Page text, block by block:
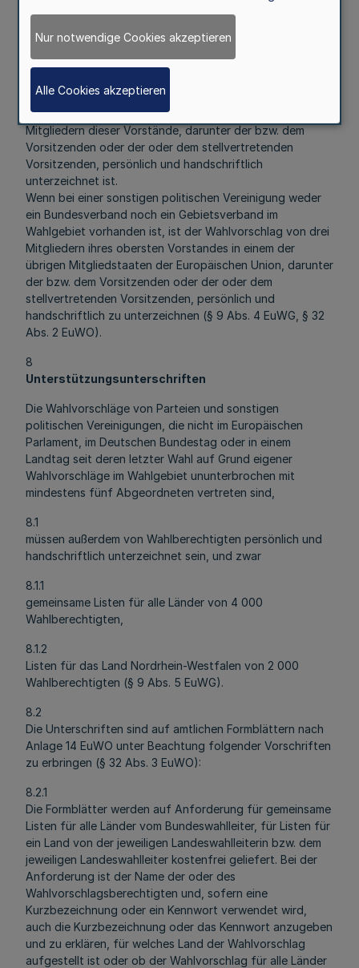
Bundesorganisation, ist der Wahlvorschlag von allen
Wahlgebiet wie vorstehend angegeben zu unterzeichnen.
Auch in diesem Falle genügen die Unterschriften des
Einreichungsfrist eine schriftliche Vollmacht der anderen
beteiligten Vorstände beibringt, die von mindestens drei
Mitgliedern dieser Vorstände, darunter der bzw. dem
Vorsitzenden oder der oder dem stellvertretenden
Vorsitzenden, persönlich und handschriftlich
unterzeichnet ist.
Wenn bei einer sonstigen politischen Vereinigung weder
ein Bundesverband noch ein Gebietsverband im
Wahlgebiet vorhanden ist, ist der Wahlvorschlag von drei
Mitgliedern ihres obersten Vorstandes in einem der
übrigen Mitgliedstaaten der Europäischen Union, darunter
der bzw. dem Vorsitzenden oder der oder dem
stellvertretenden Vorsitzenden, persönlich und
handschriftlich zu unterzeichnen (§ 9 Abs. 4 EuWG, § 32
Abs. 2 EuWO).
8
Unterstützungsunterschriften
Die Wahlvorschläge von Parteien und sonstigen
politischen Vereinigungen, die nicht im Europäischen
Parlament, im Deutschen Bundestag oder in einem
Landtag seit deren letzter Wahl auf Grund eigener
Wahlvorschläge im Wahlgebiet ununterbrochen mit
mindestens fünf Abgeordneten vertreten sind,
8.1
müssen außerdem von Wahlberechtigten persönlich und
handschriftlich unterzeichnet sein, und zwar
8.1.1
gemeinsame Listen für alle Länder von 4 000
Wahlberechtigten,
8.1.2
Listen für das Land Nordrhein-Westfalen von 2 000
Wahlberechtigten (§ 9 Abs. 5 EuWG).
8.2
Die Unterschriften sind auf amtlichen Formblättern nach
Anlage 14 EuWO unter Beachtung folgender Vorschriften
zu erbringen (§ 32 Abs. 3 EuWO):
8.2.1
Die Formblätter werden auf Anforderung für gemeinsame
Listen für alle Länder vom Bundeswahlleiter, für Listen für
ein Land von der jeweiligen Landeswahlleiterin bzw. dem
jeweiligen Landeswahlleiter kostenfrei geliefert. Bei der
Anforderung ist der Name der oder des
Wahlvorschlagsberechtigten und, sofern eine
Kurzbezeichnung oder ein Kennwort verwendet wird,
auch die Kurzbezeichnung oder das Kennwort anzugeben
und zu erklären, für welches Land der Wahlvorschlag
aufgestellt ist oder ob der Wahlvorschlag für alle Länder
Nur notwendige Cookies akzeptieren
Alle Cookies akzeptieren